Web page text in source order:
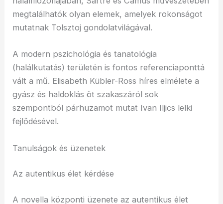
megtalálhatók olyan elemek, amelyek rokonságot
mutatnak Tolsztoj gondolatvilágával.
A modern pszichológia és tanatológia
(halálkutatás) területén is fontos referenciaponttá
vált a mű. Elisabeth Kübler-Ross híres elmélete a
gyász és haldoklás öt szakaszáról sok
szempontból párhuzamot mutat Ivan Iljics lelki
fejlődésével.
Tanulságok és üzenetek
Az autentikus élet kérdése
A novella központi üzenete az autentikus élet